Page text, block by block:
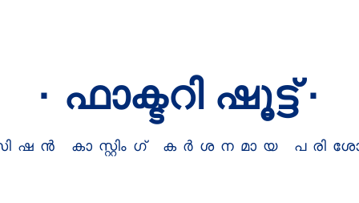
· ഫാക്ടറി ഷൂട്ട് ·
കാസ്റ്റിംഗ് കർശനമായ